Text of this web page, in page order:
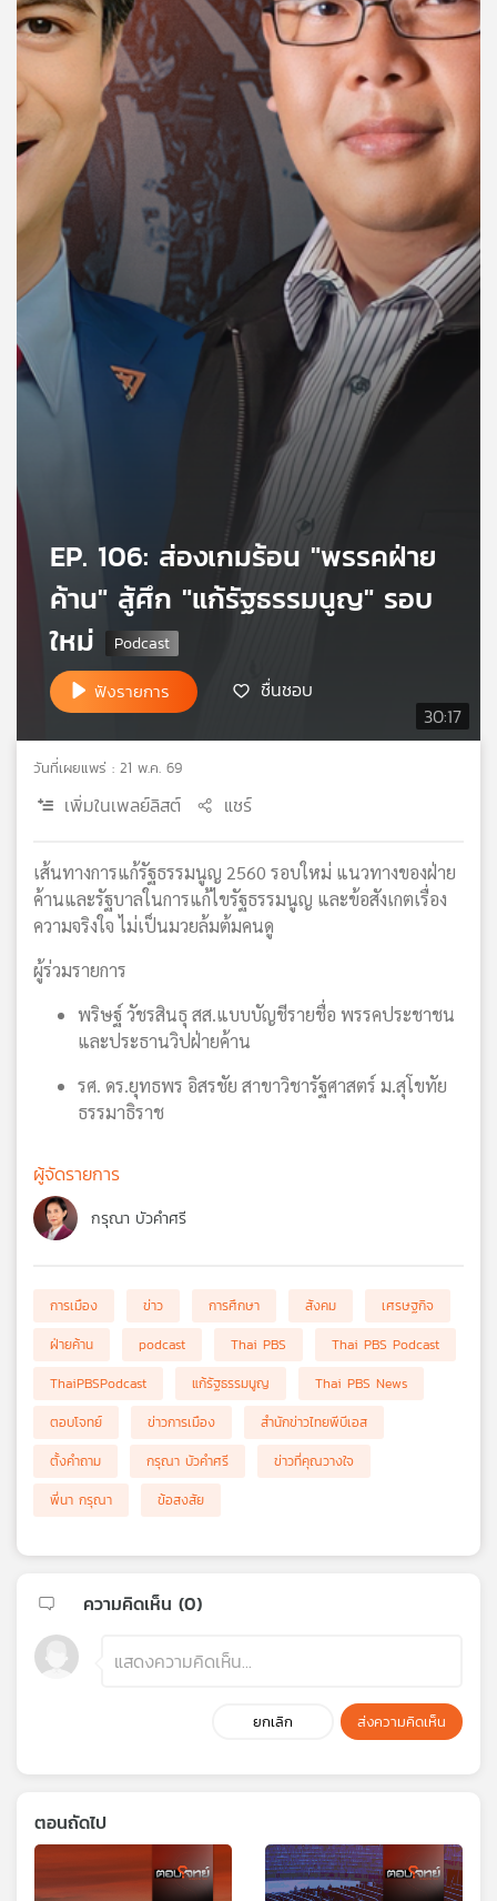
คุณ
เพลง
บทความ
และ
กิจกรรม
เกี่ยว
เครือ
ข่าย
วิทยุ
แผนที่
วิทยุ
เครือ
30:17
EP. 106: ส่องเกมร้อน "พรรคฝ่าย
ค้าน" สู้ศึก "แก้รัฐธรรมนูญ" รอบ
ใหม่
ฟังรายการ ชื่นชอบ
วันที่เผยแพร่ : 21 พ.ค. 69
เพิ่มในเพลย์ลิสต์ แชร์
เส้นทางการแก้รัฐธรรมนูญ 2560 รอบใหม่ แนวทางของฝ่าย
ค้านและรัฐบาลในการแก้ไขรัฐธรรมนูญ และข้อสังเกตเรื่อง
ความจริงใจ ไม่เป็นมวยล้มต้มคนดู
ผู้ร่วมรายการ
พริษฐ์ วัชรสินธุ สส.แบบบัญชีรายชื่อ พรรคประชาชน
และประธานวิปฝ่ายค้าน
รศ. ดร.ยุทธพร อิสรชัย สาขาวิชารัฐศาสตร์ ม.สุโขทัย
ธรรมาธิราช
ผู้จัดรายการ
กรุณา บัวคำศรี
การเมือง ข่าว การศึกษา สังคม
เศรษฐกิจ
ฝ่ายค้าน
podcast Thai PBS
Thai PBS Podcast
ThaiPBSPodcast
แก้รัฐธรรมนูญ
Thai PBS News
ตอบโจทย์
ข่าวการเมือง
สำนักข่าวไทยพีบีเอส
ตั้งคำถาม
กรุณา บัวคำศรี
ข่าวที่คุณวางใจ
พี่นา กรุณา
ข้อสงสัย
ความคิดเห็น (0)
ยกเลิก ส่งความคิดเห็น
ตอนถัดไป